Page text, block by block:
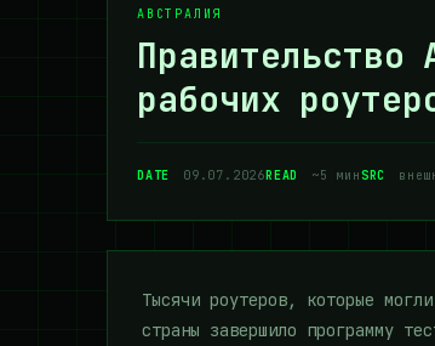
АВСТРАЛИЯ
Правительство
рабочих
DATE 09.07.2026READ ~5 минSRC
Тысячи роутеров, которые
страны завершило программу